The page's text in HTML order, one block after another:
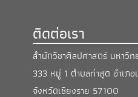
ติดต่อเรา
สำนักวิชาศิลปศาสตร์ มหาวิ
333 หมู่ 1 ตำบลท่าสุด อำเภอ
จังหวัดเชียงราย 57100